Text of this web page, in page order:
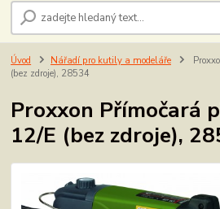
Úvod Nářadí pro kutily a modeláře
(bez zdroje), 28534
Proxxon Přímočará
12/E (bez zdroje),